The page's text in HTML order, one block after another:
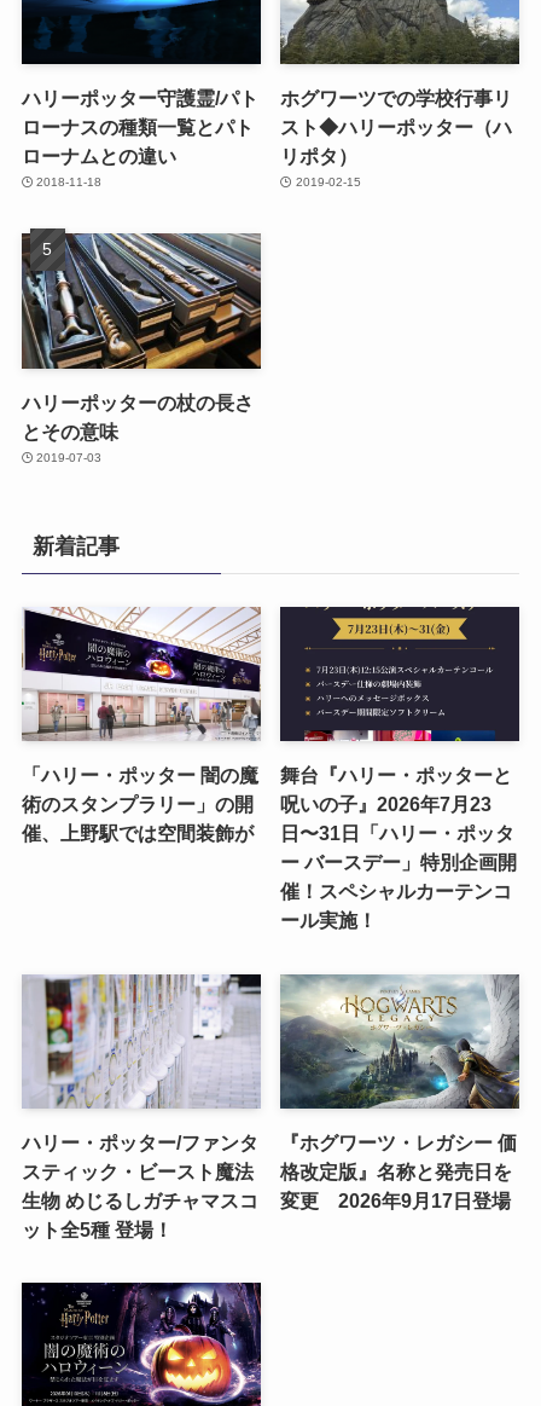
ハリーポッター守護霊/パト
ローナスの種類一覧とパト
ローナムとの違い
2018-11-18
ホグワーツでの学校行事リ
スト◆ハリーポッター（ハ
リポタ）
2019-02-15
ハリーポッターの杖の長さ
とその意味
2019-07-03
新着記事
「ハリー・ポッター 闇の魔
術のスタンプラリー」の開
催、上野駅では空間装飾が
舞台『ハリー・ポッターと
呪いの子』2026年7月23
日〜31日「ハリー・ポッタ
ー バースデー」特別企画開
催！スペシャルカーテンコ
ール実施！
ハリー・ポッター/ファンタ
スティック・ビースト魔法
生物 めじるしガチャマスコ
ット全5種 登場！
『ホグワーツ・レガシー 価
格改定版』名称と発売日を
変更 2026年9月17日登場